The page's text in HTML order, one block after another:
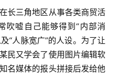
长三角地区从事各类商贸活
吹嘘自己能够得到“内部消
“人脉宽广”的人设。为了让
民又学会了使用图片编辑软
名媒体的报头拼接后发给他